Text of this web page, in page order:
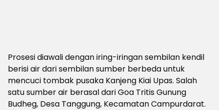
Prosesi diawali dengan iring-iringan sembilan kendil
berisi air dari sembilan sumber berbeda untuk
mencuci tombak pusaka Kanjeng Kiai Upas. Salah
satu sumber air berasal dari Goa Tritis Gunung
Budheg, Desa Tanggung, Kecamatan Campurdarat.